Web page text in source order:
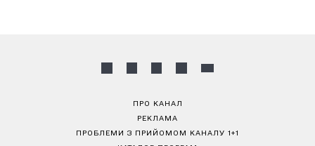
ПРО КАНАЛ
РЕКЛАМА
ПРОБЛЕМИ З ПРИЙОМОМ КАНАЛУ 1+1